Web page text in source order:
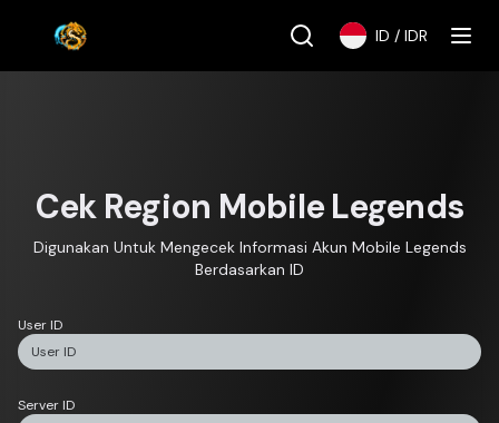
HARY-ITLogo ID / IDR
menu
Cek Region Mobile Legends
Digunakan Untuk Mengecek Informasi Akun Mobile Legends
Berdasarkan ID
User ID
Server ID